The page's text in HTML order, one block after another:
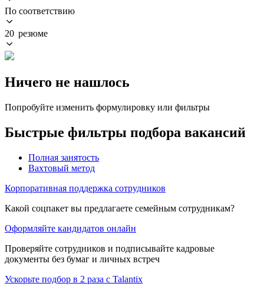
По соответствию
20 резюме
Ничего не нашлось
Попробуйте изменить формулировку или фильтры
Быстрые фильтры подбора вакансий
Полная занятость
Вахтовый метод
Корпоративная поддержка сотрудников
Какой соцпакет вы предлагаете семейным сотрудникам?
Оформляйте кандидатов онлайн
Проверяйте сотрудников и подписывайте кадровые
документы без бумаг и личных встреч
Ускорьте подбор в 2 раза с Talantix